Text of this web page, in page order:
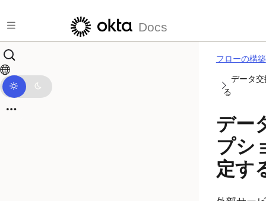
Docs
フローの構築
データ
る
デー
プシ
定す